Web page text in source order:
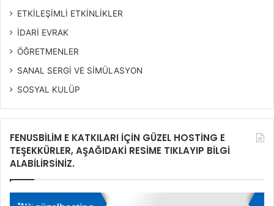
ETKİLEŞİMLİ ETKİNLİKLER
İDARİ EVRAK
ÖĞRETMENLER
SANAL SERGİ VE SİMÜLASYON
SOSYAL KULÜP
FENUSBİLİM E KATKILARI İÇİN GÜZEL HOSTİNG E
TEŞEKKÜRLER, AŞAĞIDAKİ RESİME TIKLAYIP BİLGİ
ALABİLİRSİNİZ.